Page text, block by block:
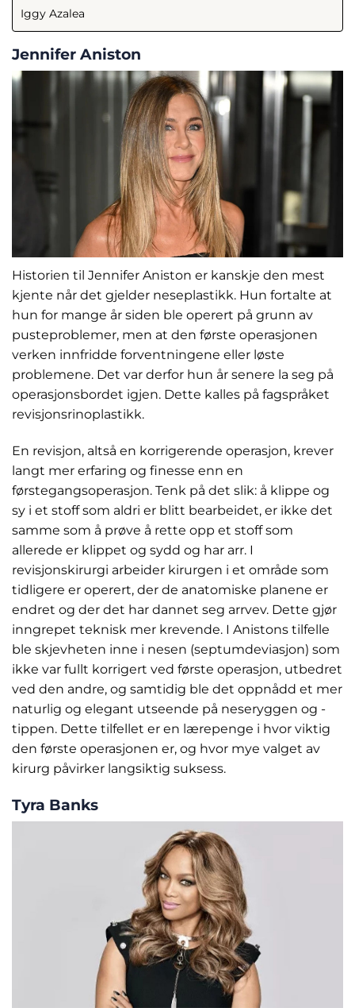
Iggy Azalea
Jennifer Aniston
Historien til Jennifer Aniston er kanskje den mest
kjente når det gjelder neseplastikk. Hun fortalte at
hun for mange år siden ble operert på grunn av
pusteproblemer, men at den første operasjonen
verken innfridde forventningene eller løste
problemene. Det var derfor hun år senere la seg på
operasjonsbordet igjen. Dette kalles på fagspråket
revisjonsrinoplastikk.
En revisjon, altså en korrigerende operasjon, krever
langt mer erfaring og finesse enn en
førstegangsoperasjon. Tenk på det slik: å klippe og
sy i et stoff som aldri er blitt bearbeidet, er ikke det
samme som å prøve å rette opp et stoff som
allerede er klippet og sydd og har arr. I
revisjonskirurgi arbeider kirurgen i et område som
tidligere er operert, der de anatomiske planene er
endret og der det har dannet seg arrvev. Dette gjør
inngrepet teknisk mer krevende. I Anistons tilfelle
ble skjevheten inne i nesen (septumdeviasjon) som
ikke var fullt korrigert ved første operasjon, utbedret
ved den andre, og samtidig ble det oppnådd et mer
naturlig og elegant utseende på neseryggen og -
tippen. Dette tilfellet er en lærepenge i hvor viktig
den første operasjonen er, og hvor mye valget av
kirurg påvirker langsiktig suksess.
Tyra Banks